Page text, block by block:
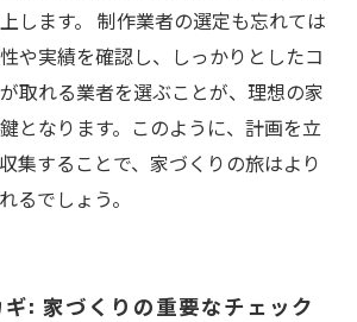
します。 制作業者の選定も忘れては
や実績を確認し、しっかりとしたコ
取れる業者を選ぶことが、理想の家
となります。このように、計画を立
集することで、家づくりの旅はより
るでしょう。
: 家づくりの重要なチェック